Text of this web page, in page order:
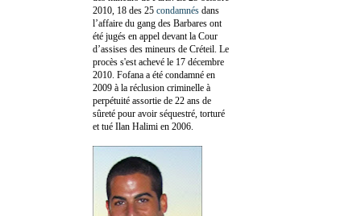
2010, 18 des 25 condamnés dans
l’affaire du gang des Barbares ont
été jugés en appel devant la Cour
d’assises des mineurs de Créteil. Le
procès s'est achevé le 17 décembre
2010. Fofana a été condamné en
2009 à la réclusion criminelle à
perpétuité assortie de 22 ans de
sûreté pour avoir séquestré, torturé
et tué Ilan Halimi en 2006.